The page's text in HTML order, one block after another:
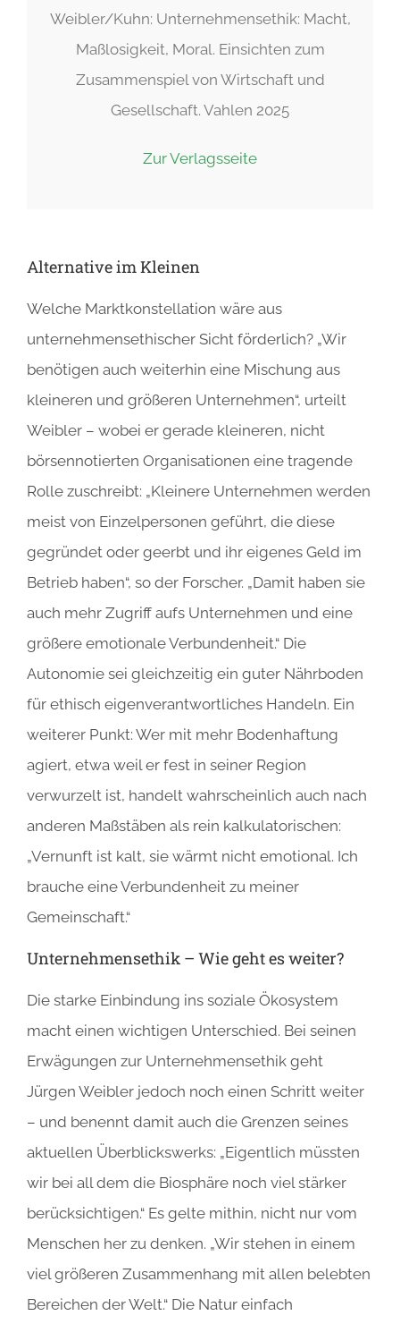
Weibler/Kuhn: Unternehmensethik: Macht,
Maßlosigkeit, Moral. Einsichten zum
Zusammenspiel von Wirtschaft und
Gesellschaft. Vahlen 2025
Zur Verlagsseite
Alternative im Kleinen
Welche Marktkonstellation wäre aus
unternehmensethischer Sicht förderlich? „Wir
benötigen auch weiterhin eine Mischung aus
kleineren und größeren Unternehmen“, urteilt
Weibler – wobei er gerade kleineren, nicht
börsennotierten Organisationen eine tragende
Rolle zuschreibt: „Kleinere Unternehmen werden
meist von Einzelpersonen geführt, die diese
gegründet oder geerbt und ihr eigenes Geld im
Betrieb haben“, so der Forscher. „Damit haben sie
auch mehr Zugriff aufs Unternehmen und eine
größere emotionale Verbundenheit.“ Die
Autonomie sei gleichzeitig ein guter Nährboden
für ethisch eigenverantwortliches Handeln. Ein
weiterer Punkt: Wer mit mehr Bodenhaftung
agiert, etwa weil er fest in seiner Region
verwurzelt ist, handelt wahrscheinlich auch nach
anderen Maßstäben als rein kalkulatorischen:
„Vernunft ist kalt, sie wärmt nicht emotional. Ich
brauche eine Verbundenheit zu meiner
Gemeinschaft.“
Unternehmensethik – Wie geht es weiter?
Die starke Einbindung ins soziale Ökosystem
macht einen wichtigen Unterschied. Bei seinen
Erwägungen zur Unternehmensethik geht
Jürgen Weibler jedoch noch einen Schritt weiter
– und benennt damit auch die Grenzen seines
aktuellen Überblickswerks: „Eigentlich müssten
wir bei all dem die Biosphäre noch viel stärker
berücksichtigen.“ Es gelte mithin, nicht nur vom
Menschen her zu denken. „Wir stehen in einem
viel größeren Zusammenhang mit allen belebten
Bereichen der Welt.“ Die Natur einfach